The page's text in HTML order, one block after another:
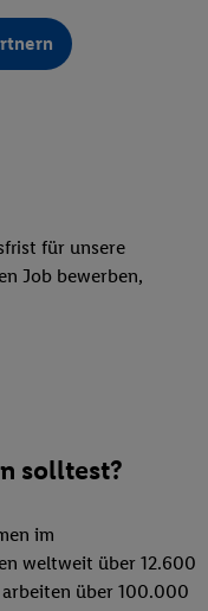
für unsere
Job bewerben,
solltest?
im
weltweit über 12.600
über 100.000